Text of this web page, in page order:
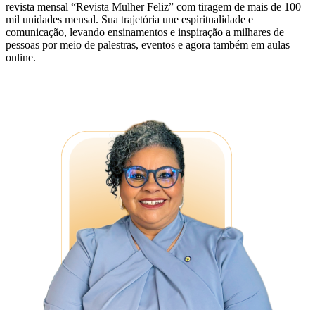
revista mensal “Revista Mulher Feliz” com tiragem de mais de 100
mil unidades mensal. Sua trajetória une espiritualidade e
comunicação, levando ensinamentos e inspiração a milhares de
pessoas por meio de palestras, eventos e agora também em aulas
online.